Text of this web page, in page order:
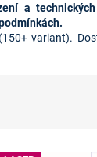
a
(1 50+ variant).